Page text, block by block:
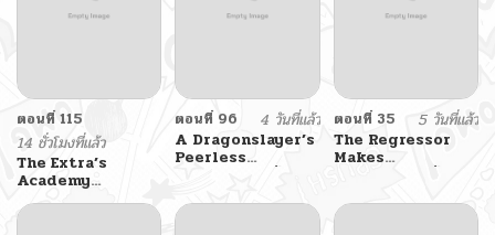
ตอนที่ 115
14 ชั่วโมงที่แล้ว
The Extra’s
Academy
Survival Guide
สุดยอดคู่มือเอาชีวิต
ตอนที่ 96
4 วันที่แล้ว
A Dragonslayer’s
Peerless
แค้น
ตอนที่ 35
5 วันที่แล้ว
The Regressor
Makes